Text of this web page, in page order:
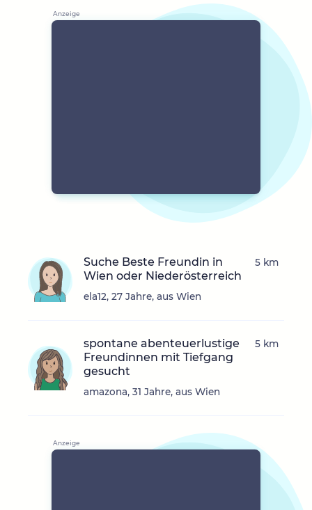
Suche Beste Freundin in
Wien oder Niederösterreich
ela12, 27 Jahre, aus Wien
5 km
spontane abenteuerlustige
Freundinnen mit Tiefgang
gesucht
amazona, 31 Jahre, aus Wien
5 km